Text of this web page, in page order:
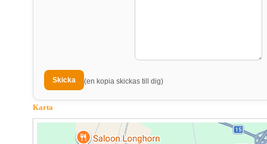
(en kopia skickas till dig)
Karta